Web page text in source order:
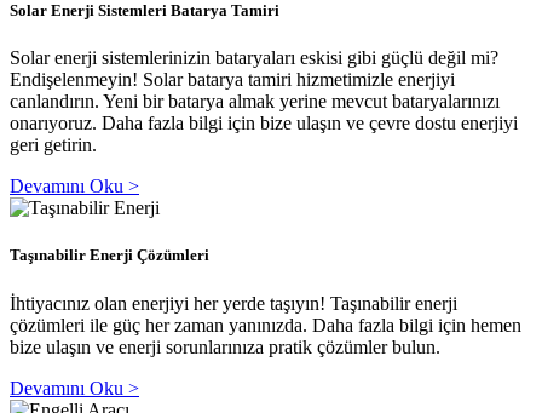
Solar Enerji Sistemleri Batarya Tamiri
Solar enerji sistemlerinizin bataryaları eskisi gibi güçlü değil mi?
Endişelenmeyin! Solar batarya tamiri hizmetimizle enerjiyi
canlandırın. Yeni bir batarya almak yerine mevcut bataryalarınızı
onarıyoruz. Daha fazla bilgi için bize ulaşın ve çevre dostu enerjiyi
geri getirin.
Devamını Oku >
Taşınabilir Enerji Çözümleri
İhtiyacınız olan enerjiyi her yerde taşıyın! Taşınabilir enerji
çözümleri ile güç her zaman yanınızda. Daha fazla bilgi için hemen
bize ulaşın ve enerji sorunlarınıza pratik çözümler bulun.
Devamını Oku >